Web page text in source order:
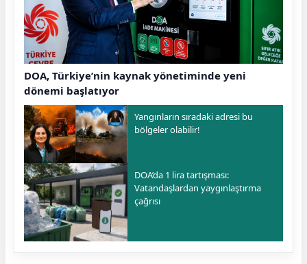
DOA, Türkiye’nin kaynak yönetiminde yeni
dönemi başlatıyor
Yangınların sıradaki adresi bu
bölgeler olabilir!
DOA’da 1 lira tartışması:
Vatandaşlardan yaygınlaştırma
çağrısı